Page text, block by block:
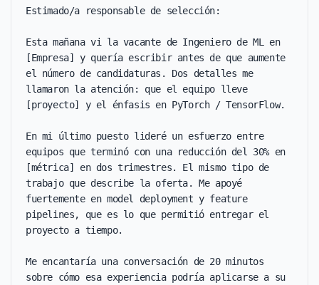
Estimado/a responsable de selección:
Esta mañana vi la vacante de Ingeniero de ML en
[Empresa] y quería escribir antes de que aumente
el número de candidaturas. Dos detalles me
llamaron la atención: que el equipo lleve
[proyecto] y el énfasis en PyTorch / TensorFlow.
En mi último puesto lideré un esfuerzo entre
equipos que terminó con una reducción del 30% en
[métrica] en dos trimestres. El mismo tipo de
trabajo que describe la oferta. Me apoyé
fuertemente en model deployment y feature
pipelines, que es lo que permitió entregar el
proyecto a tiempo.
Me encantaría una conversación de 20 minutos
sobre cómo esa experiencia podría aplicarse a su